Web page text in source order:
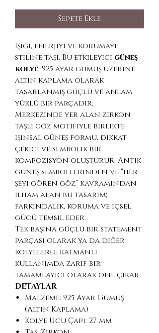
Sepete Ekle
Işığı, enerjiyi ve korumayı
stiline taşı. Bu etkileyici güneş
kolye, 925 ayar gümüş üzerine
altın kaplama olarak
tasarlanmış güçlü ve anlam
yüklü bir parçadır.
Merkezinde yer alan zirkon
taşlı göz motifiyle birlikte
ışınsal güneş formu, dikkat
çekici ve sembolik bir
kompozisyon oluşturur. Antik
güneş sembollerinden ve “her
şeyi gören göz” kavramından
ilham alan bu tasarım;
farkındalık, koruma ve içsel
gücü temsil eder.
Tek başına güçlü bir statement
parçası olarak ya da diğer
kolyelerle katmanlı
kullanımda zarif bir
tamamlayıcı olarak öne çıkar.
DETAYLAR
Malzeme: 925 Ayar Gümüş
(Altın Kaplama)
Kolye Ucu Çapı: 27 mm